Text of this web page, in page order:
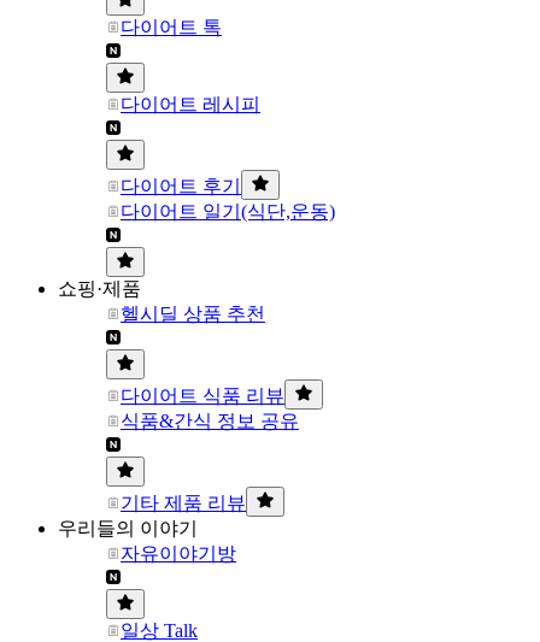
다이어트 톡
다이어트 레시피
다이어트 후기
다이어트 일기(식단,운동)
쇼핑·제품
헬시딜 상품 추천
다이어트 식품 리뷰
식품&간식 정보 공유
기타 제품 리뷰
우리들의 이야기
자유이야기방
일상 Talk